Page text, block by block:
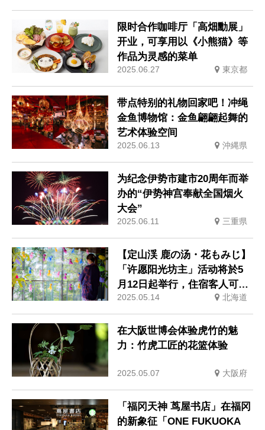
限时合作咖啡厅「高畑勳展」
开业，可享用以《小熊猫》等
作品为灵感的菜单
2025.06.27 東京都
带点特别的礼物回家吧！冲绳
金鱼博物馆：金鱼翩翩起舞的
艺术体验空间
2025.06.13 沖縄県
为纪念伊势市建市20周年而举
办的“伊势神宫奉献全国烟火
大会”
2025.06.11 三重県
【定山渓 鹿の汤・花もみじ】
「许愿阳光坊主」活动将於5
月12日起举行，住宿客人可制
作自己的许愿阳光坊主娃娃
2025.05.14 北海道
在大阪世博会体验虎竹的魅
力：竹虎工匠的花篮体验
2025.05.07 大阪府
「福冈天神 茑屋书店」在福冈
的新象征「ONE FUKUOKA